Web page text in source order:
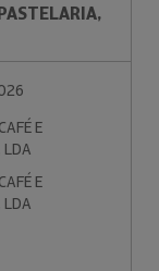
E
LDA
E
LDA